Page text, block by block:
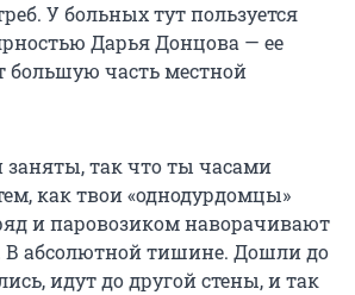
У больных тут пользуется
Дарья Донцова — ее
часть местной
заняты, так что ты часами
как твои «однодурдомцы»
и паровозиком наворачивают
В абсолютной тишине. Дошли до
идут до другой стены, и так